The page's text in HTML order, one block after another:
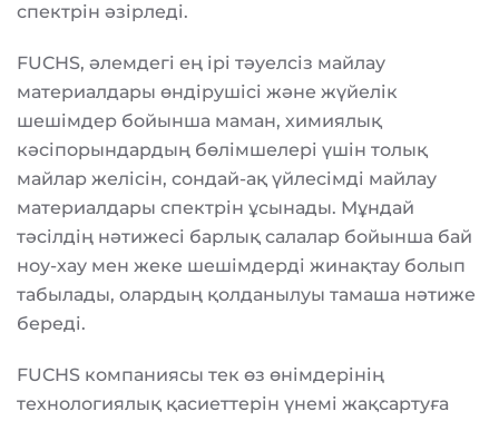
спектрін әзірледі.
FUCHS, әлемдегі ең ірі тәуелсіз майлау
материалдары өндірушісі және жүйелік
шешімдер бойынша маман, химиялық
кәсіпорындардың бөлімшелері үшін толық
майлар желісін, сондай-ақ үйлесімді майлау
материалдары спектрін ұсынады. Мұндай
тәсілдің нәтижесі барлық салалар бойынша бай
ноу-хау мен жеке шешімдерді жинақтау болып
табылады, олардың қолданылуы тамаша нәтиже
береді.
FUCHS компаниясы тек өз өнімдерінің
технологиялық қасиеттерін үнемі жақсартуға